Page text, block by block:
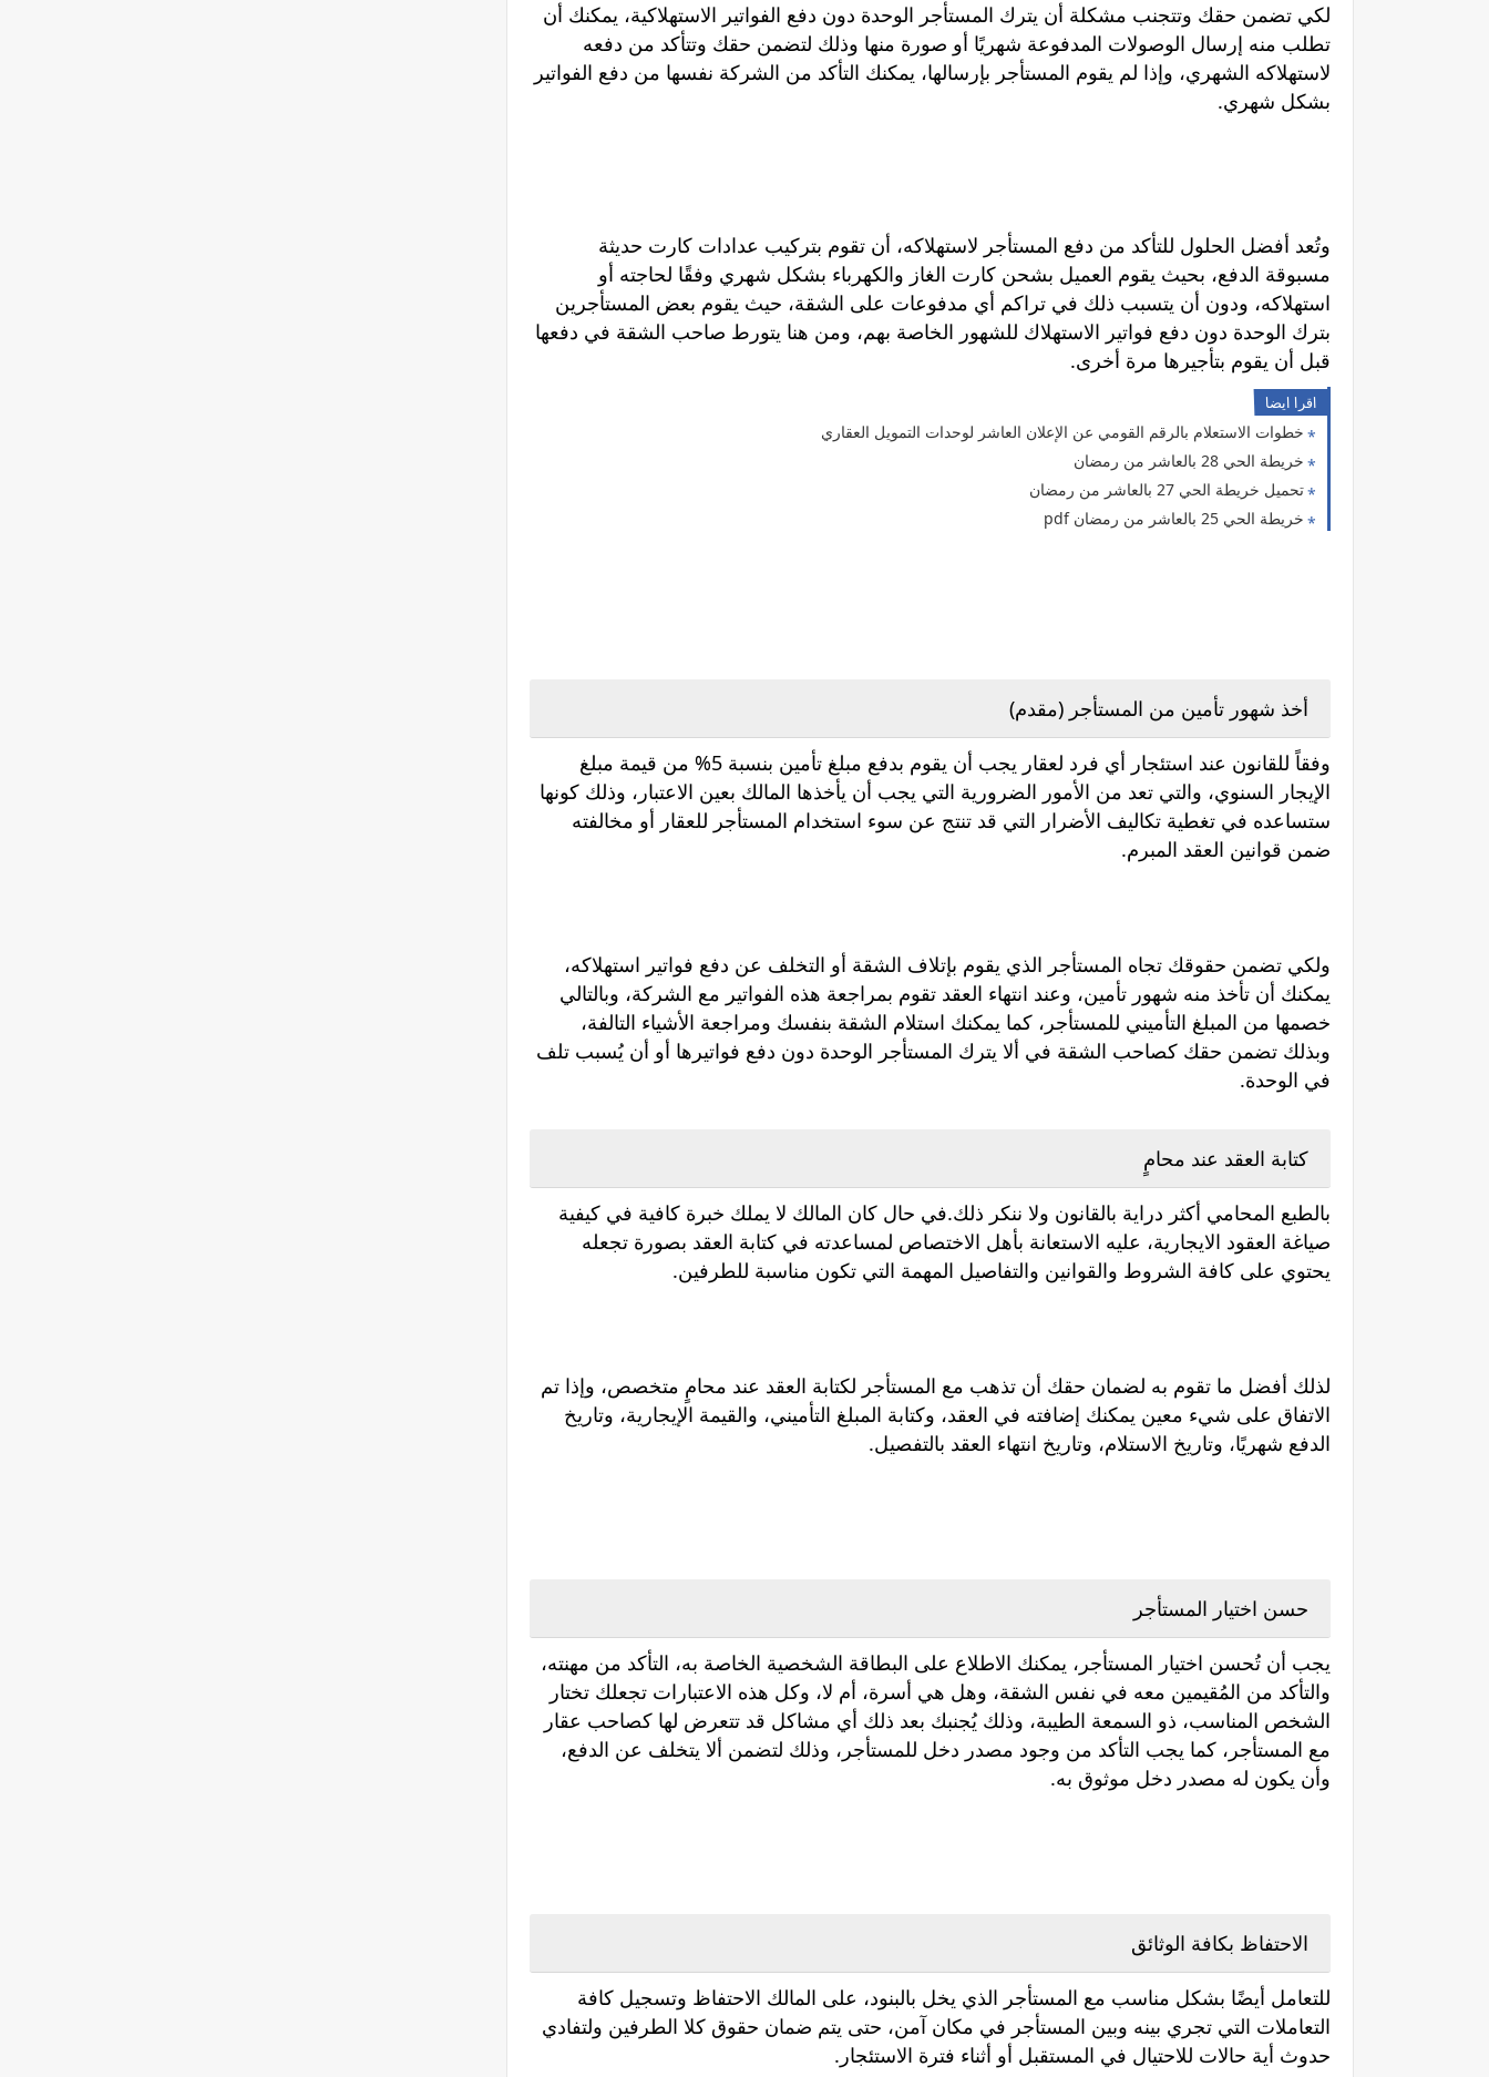
لكي تضمن حقك وتتجنب مشكلة أن يترك المستأجر الوحدة دون دفع الفواتير الاستهلاكية، يمكنك أن
تطلب منه إرسال الوصولات المدفوعة شهريًا أو صورة منها وذلك لتضمن حقك وتتأكد من دفعه
لاستهلاكه الشهري، وإذا لم يقوم المستأجر بإرسالها، يمكنك التأكد من الشركة نفسها من دفع الفواتير
بشكل شهري.
وتُعد أفضل الحلول للتأكد من دفع المستأجر لاستهلاكه، أن تقوم بتركيب عدادات كارت حديثة
مسبوقة الدفع، بحيث يقوم العميل بشحن كارت الغاز والكهرباء بشكل شهري وفقًا لحاجته أو
استهلاكه، ودون أن يتسبب ذلك في تراكم أي مدفوعات على الشقة، حيث يقوم بعض المستأجرين
بترك الوحدة دون دفع فواتير الاستهلاك للشهور الخاصة بهم، ومن هنا يتورط صاحب الشقة في دفعها
قبل أن يقوم بتأجيرها مرة أخرى.
اقرا ايضا
خطوات الاستعلام بالرقم القومي عن الإعلان العاشر لوحدات التمويل العقاري
خريطة الحي 28 بالعاشر من رمضان
تحميل خريطة الحي 27 بالعاشر من رمضان
خريطة الحي 25 بالعاشر من رمضان pdf
أخذ شهور تأمين من المستأجر (مقدم)
وفقاً للقانون عند استئجار أي فرد لعقار يجب أن يقوم بدفع مبلغ تأمين بنسبة 5% من قيمة مبلغ
الإيجار السنوي، والتي تعد من الأمور الضرورية التي يجب أن يأخذها المالك بعين الاعتبار، وذلك كونها
ستساعده في تغطية تكاليف الأضرار التي قد تنتج عن سوء استخدام المستأجر للعقار أو مخالفته
ضمن قوانين العقد المبرم.
ولكي تضمن حقوقك تجاه المستأجر الذي يقوم بإتلاف الشقة أو التخلف عن دفع فواتير استهلاكه،
يمكنك أن تأخذ منه شهور تأمين، وعند انتهاء العقد تقوم بمراجعة هذه الفواتير مع الشركة، وبالتالي
خصمها من المبلغ التأميني للمستأجر، كما يمكنك استلام الشقة بنفسك ومراجعة الأشياء التالفة،
وبذلك تضمن حقك كصاحب الشقة في ألا يترك المستأجر الوحدة دون دفع فواتيرها أو أن يُسبب تلف
في الوحدة.
كتابة العقد عند محامٍ
بالطبع المحامي أكثر دراية بالقانون ولا ننكر ذلك.في حال كان المالك لا يملك خبرة كافية في كيفية
صياغة العقود الايجارية، عليه الاستعانة بأهل الاختصاص لمساعدته في كتابة العقد بصورة تجعله
يحتوي على كافة الشروط والقوانين والتفاصيل المهمة التي تكون مناسبة للطرفين.
لذلك أفضل ما تقوم به لضمان حقك أن تذهب مع المستأجر لكتابة العقد عند محامٍ متخصص، وإذا تم
الاتفاق على شيء معين يمكنك إضافته في العقد، وكتابة المبلغ التأميني، والقيمة الإيجارية، وتاريخ
الدفع شهريًا، وتاريخ الاستلام، وتاريخ انتهاء العقد بالتفصيل.
حسن اختيار المستأجر
يجب أن تُحسن اختيار المستأجر، يمكنك الاطلاع على البطاقة الشخصية الخاصة به، التأكد من مهنته،
والتأكد من المُقيمين معه في نفس الشقة، وهل هي أسرة، أم لا، وكل هذه الاعتبارات تجعلك تختار
الشخص المناسب، ذو السمعة الطيبة، وذلك يُجنبك بعد ذلك أي مشاكل قد تتعرض لها كصاحب عقار
مع المستأجر، كما يجب التأكد من وجود مصدر دخل للمستأجر، وذلك لتضمن ألا يتخلف عن الدفع،
وأن يكون له مصدر دخل موثوق به.
الاحتفاظ بكافة الوثائق
للتعامل أيضًا بشكل مناسب مع المستأجر الذي يخل بالبنود، على المالك الاحتفاظ وتسجيل كافة
التعاملات التي تجري بينه وبين المستأجر في مكان آمن، حتى يتم ضمان حقوق كلا الطرفين ولتفادي
حدوث أية حالات للاحتيال في المستقبل أو أثناء فترة الاستئجار.